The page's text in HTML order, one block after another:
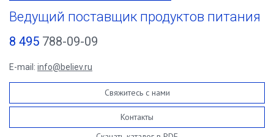
Ведущий поставщик продуктов питания
8 495 788-09-09
E-mail: info@believ.ru
Свяжитесь с нами
Контакты